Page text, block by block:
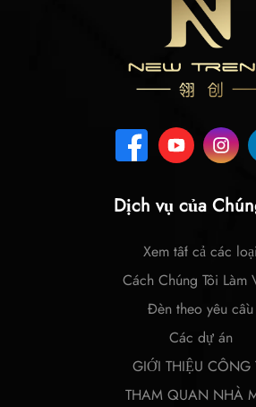
Dịch vụ của
Xem tất cả các loại
Cách Chúng Tôi Làm
Đèn theo yêu cầu
Các dự án
GIỚI THIỆU CÔNG
THAM QUAN NHÀ